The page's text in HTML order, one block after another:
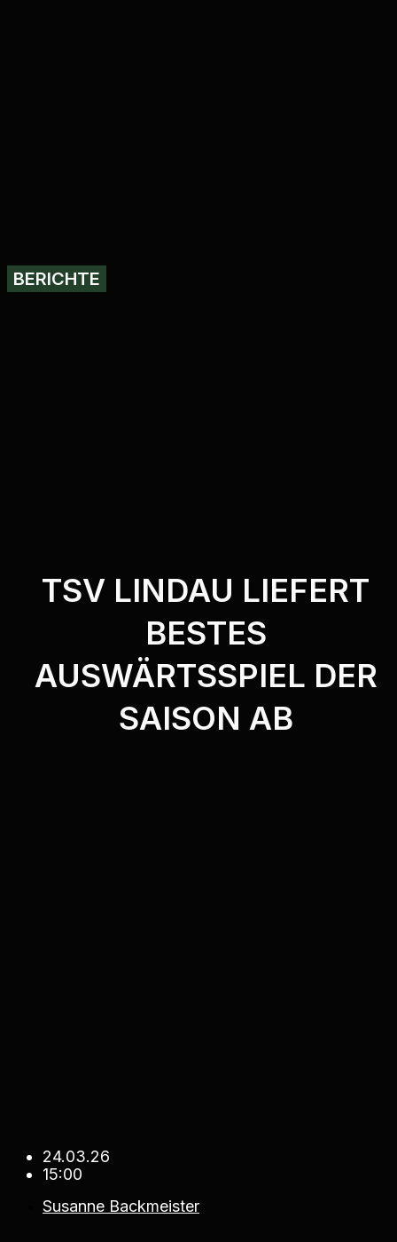
BERICHTE
TSV LINDAU LIEFERT
BESTES
AUSWÄRTSSPIEL DER
SAISON AB
24.03.26
15:00
Susanne Backmeister